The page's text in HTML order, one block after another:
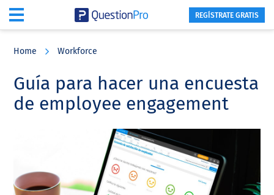
content
sidebar
REGÍSTRATE GRATIS
Home Workforce
Guía para hacer una encuesta
de employee engagement